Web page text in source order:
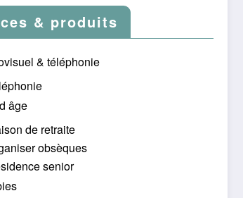
& produits
& téléphonie
âge
de retraite
obsèques
senior